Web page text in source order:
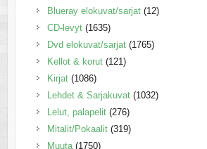
Blueray elokuvat/sarjat (12)
CD-levyt (1635)
Dvd elokuvat/sarjat (1765)
Kellot & korut (121)
Kirjat (1086)
Lehdet & Sarjakuvat (1032)
Lelut, palapelit (276)
Mitalit/Pokaalit (319)
Muuta (1750)